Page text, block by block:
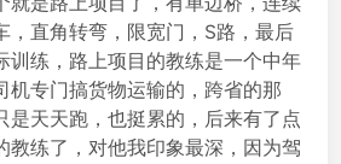
，直角转弯，限宽门，S路，最后
训练，路上项目的教练是一个中年
机专门搞货物运输的，跨省的那
是天天跑，也挺累的，后来有了点
教练了，对他我印象最深，因为驾